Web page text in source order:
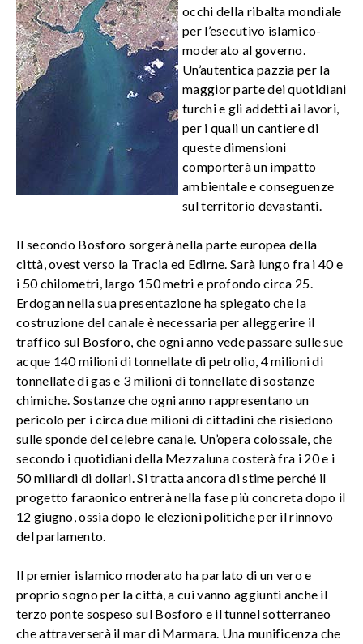
occhi della ribalta mondiale
per l’esecutivo islamico-
moderato al governo.
Un’autentica pazzia per la
maggior parte dei quotidiani
turchi e gli addetti ai lavori,
per i quali un cantiere di
queste dimensioni
comporterà un impatto
ambientale e conseguenze
sul territorio devastanti.
Il secondo Bosforo sorgerà nella parte europea della
città, ovest verso la Tracia ed Edirne. Sarà lungo fra i 40 e
i 50 chilometri, largo 150 metri e profondo circa 25.
Erdogan nella sua presentazione ha spiegato che la
costruzione del canale è necessaria per alleggerire il
traffico sul Bosforo, che ogni anno vede passare sulle sue
acque 140 milioni di tonnellate di petrolio, 4 milioni di
tonnellate di gas e 3 milioni di tonnellate di sostanze
chimiche. Sostanze che ogni anno rappresentano un
pericolo per i circa due milioni di cittadini che risiedono
sulle sponde del celebre canale. Un’opera colossale, che
secondo i quotidiani della Mezzaluna costerà fra i 20 e i
50 miliardi di dollari. Si tratta ancora di stime perché il
progetto faraonico entrerà nella fase più concreta dopo il
12 giugno, ossia dopo le elezioni politiche per il rinnovo
del parlamento.
Il premier islamico moderato ha parlato di un vero e
proprio sogno per la città, a cui vanno aggiunti anche il
terzo ponte sospeso sul Bosforo e il tunnel sotterraneo
che attraverserà il mar di Marmara. Una munificenza che